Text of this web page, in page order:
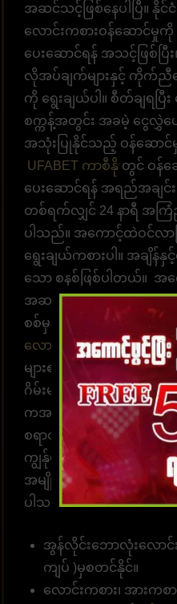
အဆင်သင့်ဖြစ်နေပါပြီ။ နို
လောင်းကစားဝန်ဆောင်
ပေးဆောင်ရန် အသင့်ဖြစ်ပြီ
လိုအပ်ချက်များနှင့် ကိုက်ညီ
ကို ရွေးချယ်ပါ။ စီတ်ချရပ
စက္ကန့်အတွင်း အခမဲ့ ငွေလွှဲပ
အသုံးပြုနိုင်သည့် ဝန်ဆော
UFABET ကာစီနို တွင် ဝန်ဆ
ပေးဆောင်ရန် အရည်အချင်
တစ်ရက်လျှင် 24 နာရီ အကြံ
ပါသည်။ အကောင့်ထဲဝင်လာပ
ရွေးချယ်ကစားပါ။ အချိန်
သော စနစ်ဖြစ်ပါတယ်။ အလ
အဆင်သင့်ဖြစ်နေပါပြီ။ ထိ
စစ်မှန်သော ပေးချေမှုမျာ
လောင်းကစားဝက်ဘ်ဆိုက်
များ၏နှလုံးသားကို အနိုင်
ဂိမ်းများကို အချိန်မရွေးက
ကအမြဲ စောင့်ဆိုင်းနေပါတယ်
စရာတွင်ပါဝင်ဆင်နွဲပါ။က
ကျွန်ုပ်တို့၏ဝဘ်ဆိုဒ်မှာ ကစ
အမျိုးမျိုးသော အကျိုးကျေး
ပါသည်။
အွန်လိုင်းဘောလုံးလောင်
ကျပ် )မှစတင်နိုင်။
လောင်းကစား၊ အားကစား